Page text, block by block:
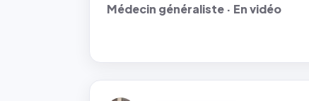
Médecin généraliste · En vidéo